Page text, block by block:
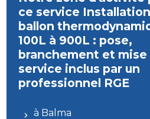
ce service
ballon
100L à 900L : pose,
branchement et mise
service inclus par un
professionnel RGE
à Balma